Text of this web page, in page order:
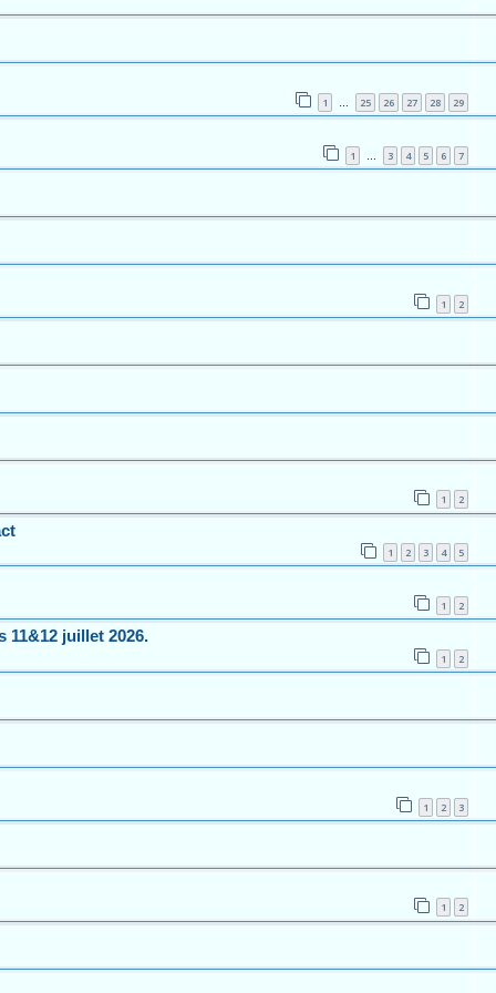
1 … 25 26 27 28 29
1 … 3 4 5 6 7
1 2
1 2
1 2 3 4 5
1 2
11&12 juillet 2026.
1 2
1 2 3
1 2